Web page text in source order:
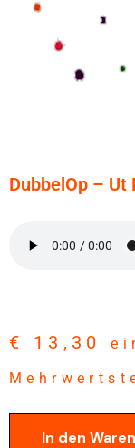
DubbelOp –
€ 13,30
In den